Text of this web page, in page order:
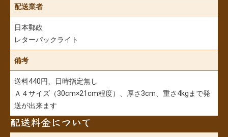
配送業者
日本郵政
レターパックライト
備考
送料440円、日時指定無し
Ａ４サイズ（30cm×21cm程度）、厚さ3cm、重さ4kgまで発
送が出来ます
配送料金について